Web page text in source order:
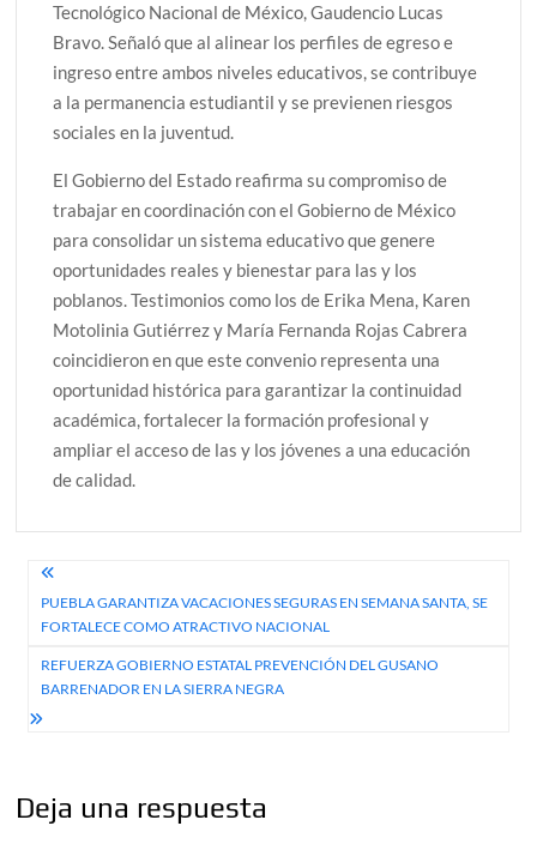
Tecnológico Nacional de México, Gaudencio Lucas
Bravo. Señaló que al alinear los perfiles de egreso e
ingreso entre ambos niveles educativos, se contribuye
a la permanencia estudiantil y se previenen riesgos
sociales en la juventud.
El Gobierno del Estado reafirma su compromiso de
trabajar en coordinación con el Gobierno de México
para consolidar un sistema educativo que genere
oportunidades reales y bienestar para las y los
poblanos. Testimonios como los de Erika Mena, Karen
Motolinia Gutiérrez y María Fernanda Rojas Cabrera
coincidieron en que este convenio representa una
oportunidad histórica para garantizar la continuidad
académica, fortalecer la formación profesional y
ampliar el acceso de las y los jóvenes a una educación
de calidad.
Navegación
de
entradas
PUEBLA GARANTIZA VACACIONES SEGURAS EN SEMANA SANTA, SE
FORTALECE COMO ATRACTIVO NACIONAL
REFUERZA GOBIERNO ESTATAL PREVENCIÓN DEL GUSANO
BARRENADOR EN LA SIERRA NEGRA
Deja una respuesta